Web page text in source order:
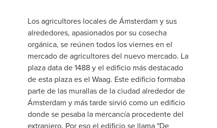
Los agricultores locales de Ámsterdam y sus
alrededores, apasionados por su cosecha
orgánica, se reúnen todos los viernes en el
mercado de agricultores del nuevo mercado. La
plaza data de 1488 y el edificio más destacado
de esta plaza es el Waag. Este edificio formaba
parte de las murallas de la ciudad alrededor de
Ámsterdam y más tarde sirvió como un edificio
donde se pesaba la mercancía procedente del
extranjero. Por eso el edificio se llama "De